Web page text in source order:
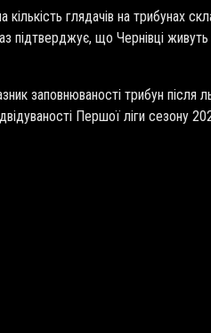
глядачів на трибунах
підтверджує, що Чернівці
заповнюваності трибун після
Першої ліги сезону